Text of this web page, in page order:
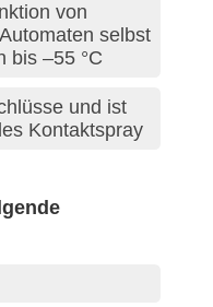
von
selbst
bis –55 °C
und ist
Kontaktspray